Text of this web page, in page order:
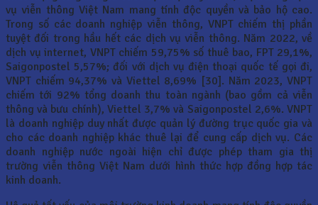
vụ viễn thông Việt Nam mang tính độc quyền và bảo hộ cao.
Trong số các doanh nghiệp viễn thông, VNPT chiếm thị phần
tuyệt đối trong hầu hết các dịch vụ viễn thông. Năm 2022, về
dịch vụ internet, VNPT chiếm 59,75% số thuê bao, FPT 29,1%,
Saigonpostel 5,57%; đối với dịch vụ điện thoại quốc tế gọi đi,
VNPT chiếm 94,37% và Viettel 8,69% [30]. Năm 2023, VNPT
chiếm tới 92% tổng doanh thu toàn ngành (bao gồm cả viễn
thông và bưu chính), Viettel 3,7% và Saigonpostel 2,6%. VNPT
là doanh nghiệp duy nhất được quản lý đường trục quốc gia và
cho các doanh nghiệp khác thuê lại để cung cấp dịch vụ. Các
doanh nghiệp nước ngoài hiện chỉ được phép tham gia thị
trường viễn thông Việt Nam dưới hình thức hợp đồng hợp tác
kinh doanh.